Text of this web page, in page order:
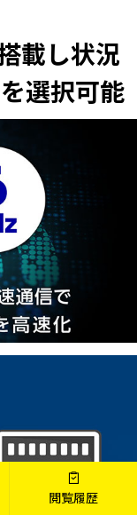
載し状況
選択可能
閲覧履歴